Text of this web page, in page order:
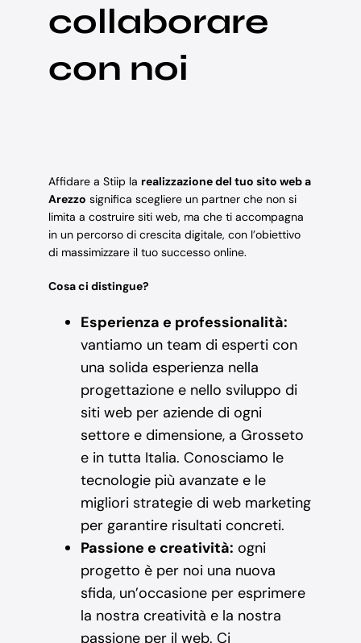
collaborare
con noi
Affidare a Stiip la realizzazione del tuo sito web a
Arezzo significa scegliere un partner che non si
limita a costruire siti web, ma che ti accompagna
in un percorso di crescita digitale, con l’obiettivo
di massimizzare il tuo successo online.
Cosa ci distingue?
Esperienza e professionalità:
vantiamo un team di esperti con
una solida esperienza nella
progettazione e nello sviluppo di
siti web per aziende di ogni
settore e dimensione, a Grosseto
e in tutta Italia. Conosciamo le
tecnologie più avanzate e le
migliori strategie di web marketing
per garantire risultati concreti.
Passione e creatività: ogni
progetto è per noi una nuova
sfida, un’occasione per esprimere
la nostra creatività e la nostra
passione per il web. Ci